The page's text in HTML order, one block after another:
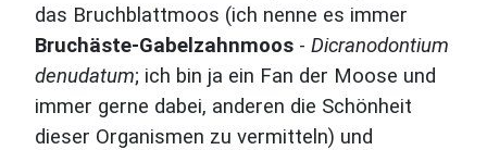
das Bruchblattmoos (ich nenne es immer
Bruchäste-Gabelzahnmoos - Dicranodontium
denudatum; ich bin ja ein Fan der Moose und
immer gerne dabei, anderen die Schönheit
dieser Organismen zu vermitteln) und